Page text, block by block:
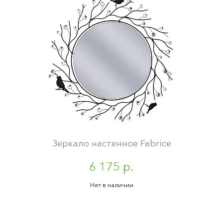
Зеркало настенное Fabrice
6 175 р.
Нет в наличии